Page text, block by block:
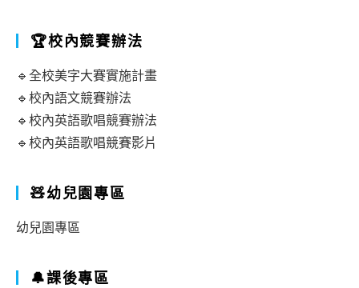
🏆校內競賽辦法
🔹全校美字大賽實施計畫
🔹校內語文競賽辦法
🔹校內英語歌唱競賽辦法
🔹校內英語歌唱競賽影片
🧸幼兒園專區
幼兒園專區
🔔課後專區